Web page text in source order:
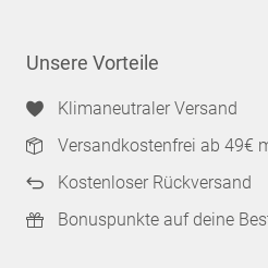
Unsere Vorteile
Klimaneutraler Versand
Versandkostenfrei ab 49€
Kostenloser Rückversand
Bonuspunkte auf deine